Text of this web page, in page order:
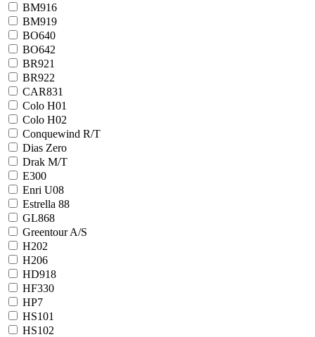
BM916
BM919
BO640
BO642
BR921
BR922
CAR831
Colo H01
Colo H02
Conquewind R/T
Dias Zero
Drak M/T
E300
Enri U08
Estrella 88
GL868
Greentour A/S
H202
H206
HD918
HF330
HP7
HS101
HS102